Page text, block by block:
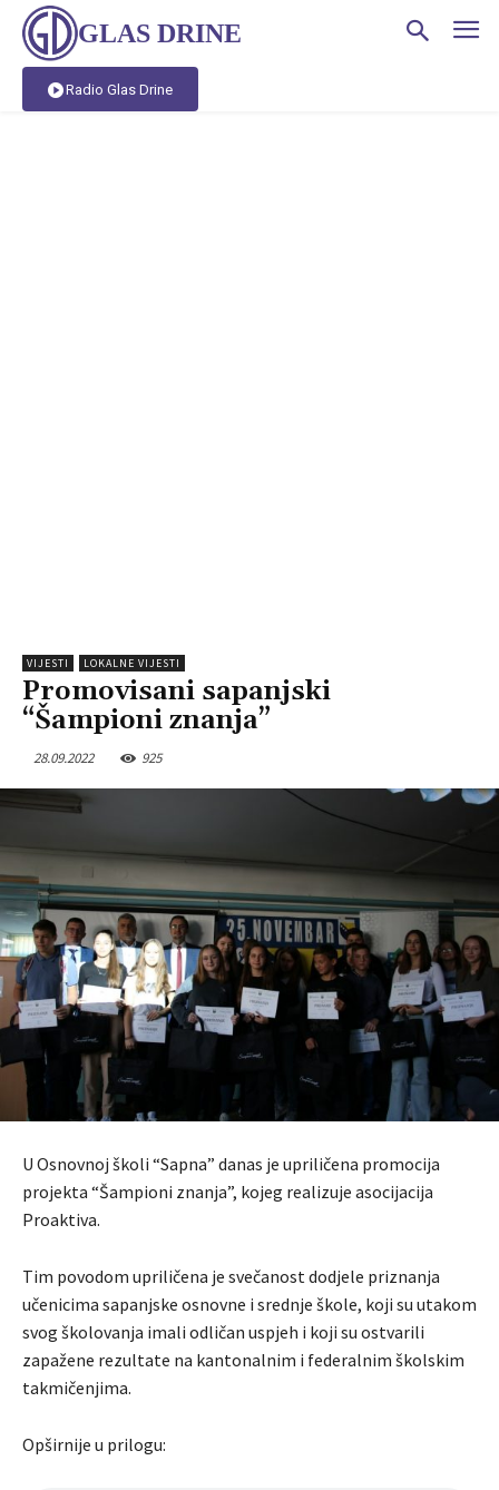
GLAS DRINE
Radio Glas Drine
VIJESTI LOKALNE VIJESTI
Promovisani sapanjski
“Šampioni znanja”
28.09.2022 925
U Osnovnoj školi “Sapna” danas je upriličena promocija
projekta “Šampioni znanja”, kojeg realizuje asocijacija
Proaktiva.
Tim povodom upriličena je svečanost dodjele priznanja
učenicima sapanjske osnovne i srednje škole, koji su utakom
svog školovanja imali odličan uspjeh i koji su ostvarili
zapažene rezultate na kantonalnim i federalnim školskim
takmičenjima.
Opširnije u prilogu: